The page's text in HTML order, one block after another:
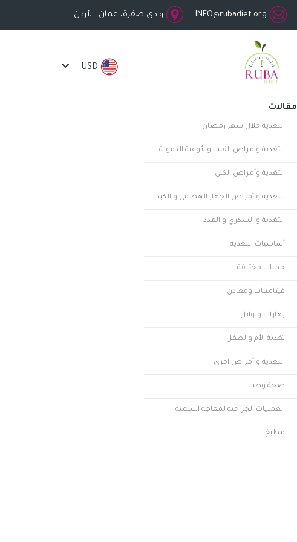
INFO@rubadiet.org وادي صقرة، عمان، الأردن
USD
مقالات
التغذيه خلال شهر رمضان
التغذية وأمراض القلب والأوعية الدموية
التغذية وأمراض الكلى
التغذية و أمراض الجهاز الهضمي و الكبد
التغذية و السكري و الغدد
أساسيات التغذية
حميات مختلفة
فيتامينات ومعادن
بهارات وتوابل
تغذية الأم والطفل
التغذية و أمراض اخرى
صحة وطب
العمليات الجراحية لمعاجة السمنة
مطبخ